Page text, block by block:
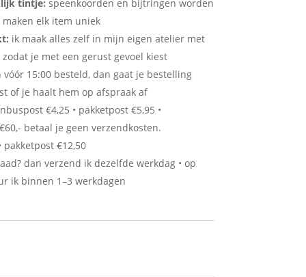
tintje: speenkoorden en bijtringen worden
elk item uniek
ik maak alles zelf in mijn eigen atelier met
je met een gerust gevoel kiest
vóór 15:00 besteld, dan gaat je bestelling
of je haalt hem op afspraak af
€4,25 • pakketpost €5,95 •
betaal je geen verzendkosten.
pakketpost €12,50
dan verzend ik dezelfde werkdag • op
ik binnen 1–3 werkdagen